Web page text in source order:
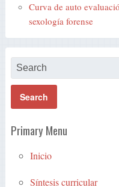
Curva de auto
sexología forense
Primary Menu
Inicio
Síntesis curricular